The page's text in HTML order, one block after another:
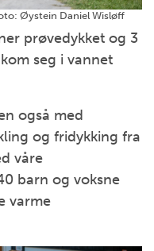
Øystein Daniel Wisløff
prøvedykket og 3
seg i vannet
også med
og fridykking fra
våre
barn og voksne
varme